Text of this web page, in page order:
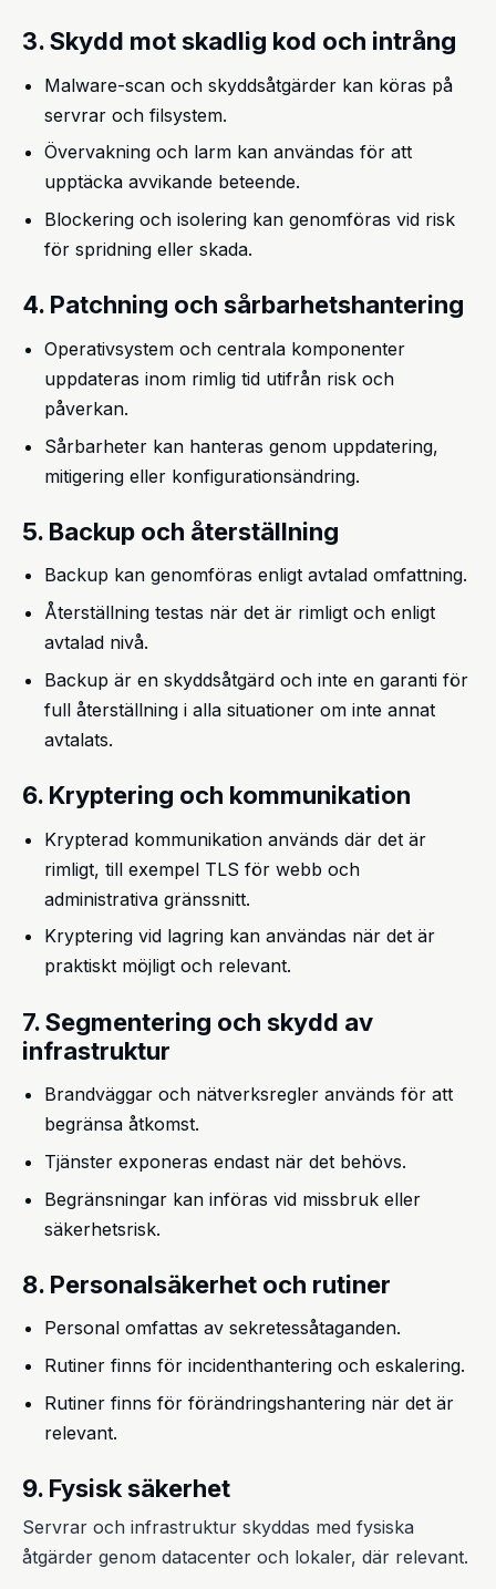
3. Skydd mot skadlig kod och intrång
Malware-scan och skyddsåtgärder kan köras på
servrar och filsystem.
Övervakning och larm kan användas för att
upptäcka avvikande beteende.
Blockering och isolering kan genomföras vid risk
för spridning eller skada.
4. Patchning och sårbarhetshantering
Operativsystem och centrala komponenter
uppdateras inom rimlig tid utifrån risk och
påverkan.
Sårbarheter kan hanteras genom uppdatering,
mitigering eller konfigurationsändring.
5. Backup och återställning
Backup kan genomföras enligt avtalad omfattning.
Återställning testas när det är rimligt och enligt
avtalad nivå.
Backup är en skyddsåtgärd och inte en garanti för
full återställning i alla situationer om inte annat
avtalats.
6. Kryptering och kommunikation
Krypterad kommunikation används där det är
rimligt, till exempel TLS för webb och
administrativa gränssnitt.
Kryptering vid lagring kan användas när det är
praktiskt möjligt och relevant.
7. Segmentering och skydd av
infrastruktur
Brandväggar och nätverksregler används för att
begränsa åtkomst.
Tjänster exponeras endast när det behövs.
Begränsningar kan införas vid missbruk eller
säkerhetsrisk.
8. Personalsäkerhet och rutiner
Personal omfattas av sekretessåtaganden.
Rutiner finns för incidenthantering och eskalering.
Rutiner finns för förändringshantering när det är
relevant.
9. Fysisk säkerhet
Servrar och infrastruktur skyddas med fysiska
åtgärder genom datacenter och lokaler, där relevant.